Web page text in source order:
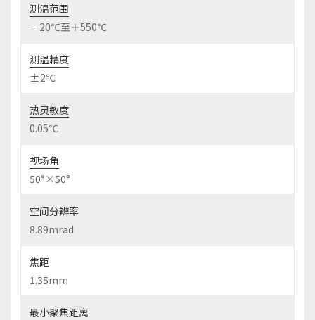
测温范围
－20℃至＋550℃
测温精度
±2℃
热灵敏度
0.05℃
视场角
50°×50°
空间分辨率
8.89mrad
焦距
1.35mm
最小聚焦距离